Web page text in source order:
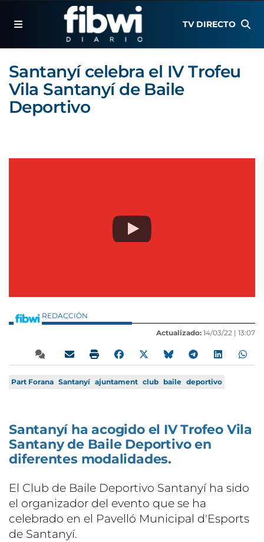
TV DIRECTO
Santanyí celebra el IV Trofeu
Vila Santanyí de Baile
Deportivo
REDACCIÓN
Actualizado: 14/03/22 | 13:07
Part Forana Santanyí ajuntament club baile deportivo
Santanyí ha acogido el IV Trofeo Vila
Santany de Baile Deportivo en
diferentes modalidades.
El Club de Baile Deportivo Santanyí ha sido
el organizador del evento que se ha
celebrado en el Pavelló Municipal d'Esports
de Santanyí.